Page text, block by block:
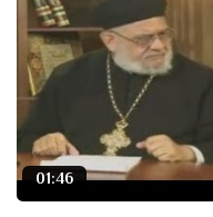
01:46